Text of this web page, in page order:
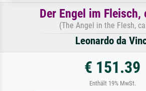
Der Engel im Fleisch,
(The Angel in the Flesh,
Leonardo da
€ 151.39
Enthält 19% MwSt.